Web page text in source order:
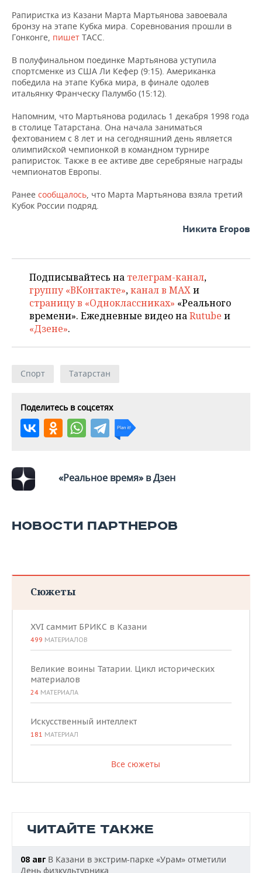
ОТКРЫТАЯ ЛЕКЦИЯ
БАСКЕТБОЛ
ВОЛЕЙБОЛ
КИБЕРСПОРТ
ФИГУРНОЕ КАТАНИЕ
ВОДНЫЕ ВИДЫ СПОРТА
ХОККЕЙ С МЯЧОМ
ИНФРАСТРУКТУРА
ИСТОРИЯ
КУЛЬТУРА
МЕДИЦИНА
ОБРАЗОВАНИЕ
ПРОИСШЕСТВИЯ
СПРАВОЧНИК
СПИСОК ПЕРСОН
СПИСОК КОМПАНИЙ
ПОЛНАЯ ВЕРСИЯ
Рапиристка из Казани Марта Мартьянова завоевала
бронзу на этапе Кубка мира. Соревнования прошли в
Гонконге, пишет ТАСС.
В полуфинальном поединке Мартьянова уступила
спортсменке из США Ли Кефер (9:15). Американка
победила на этапе Кубка мира, в финале одолев
итальянку Франческу Палумбо (15:12).
Напомним, что Мартьянова родилась 1 декабря 1998 года
в столице Татарстана. Она начала заниматься
фехтованием с 8 лет и на сегодняшний день является
олимпийской чемпионкой в командном турнире
рапиристок. Также в ее активе две серебряные награды
чемпионатов Европы.
Ранее сообщалось, что Марта Мартьянова взяла третий
Кубок России подряд.
Никита Егоров
Подписывайтесь на телеграм-канал,
группу «ВКонтакте»,канал в MAXи
страницу в «Одноклассниках» «Реального
времени». Ежедневные видео наRutube и
«Дзене».
Спорт Татарстан
Поделитесь в соцсетях
«Реальное время» в Дзен
НОВОСТИ ПАРТНЕРОВ
Сюжеты
XVI саммит БРИКС в Казани
499 МАТЕРИАЛОВ
Великие воины Татарии. Цикл исторических
материалов
24 МАТЕРИАЛА
Искусственный интеллект
181 МАТЕРИАЛ
Все сюжеты
ЧИТАЙТЕ ТАКЖЕ
08 авг В Казани в экстрим-парке «Урам» отметили
День физкультурника